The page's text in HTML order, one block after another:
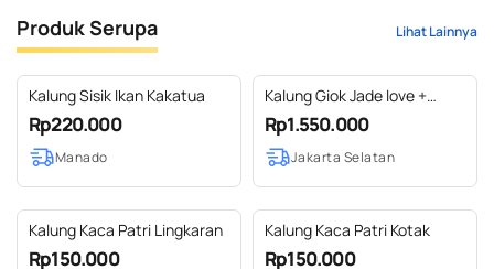
Produk Serupa Lihat Lainnya
Kalung Sisik Ikan Kakatua
Rp220.000
Manado
Kalung Giok Jade love +
silver
Rp1.550.000
Jakarta Selatan
Kalung Kaca Patri Lingkaran
Rp150.000
Kalung Kaca Patri Kotak
Rp150.000